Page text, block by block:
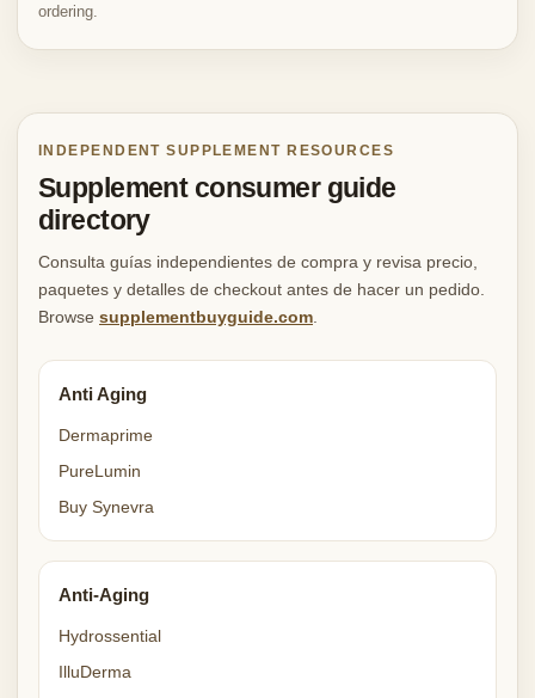
ordering.
INDEPENDENT SUPPLEMENT RESOURCES
Supplement consumer guide
directory
Consulta guías independientes de compra y revisa precio,
paquetes y detalles de checkout antes de hacer un pedido.
Browse supplementbuyguide.com
Anti Aging
Dermaprime
PureLumin
Buy Synevra
Anti-Aging
Hydrossential
IlluDerma